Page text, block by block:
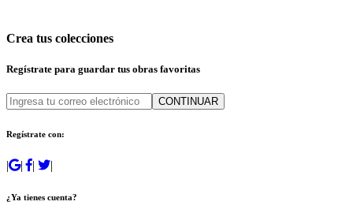
Crea tus colecciones
Regístrate para guardar tus obras favoritas
CONTINUAR
Regístrate con:
| | | |
¿Ya tienes cuenta?